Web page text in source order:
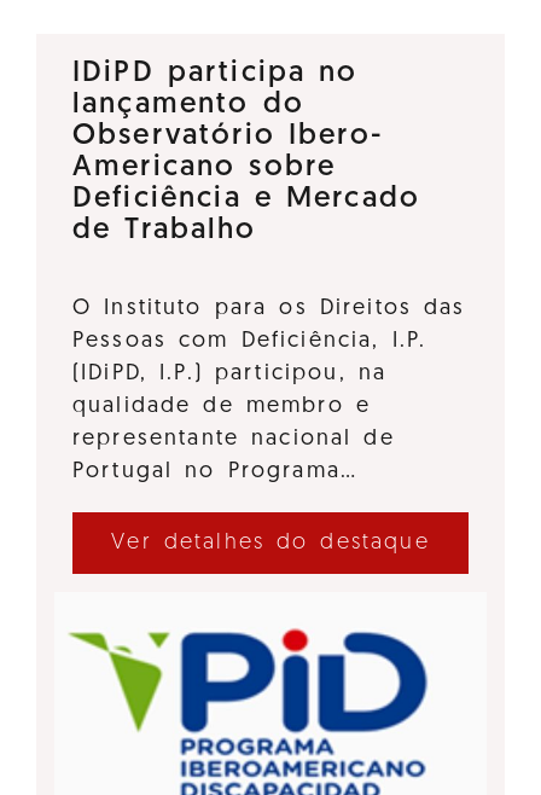
IDiPD participa no
lançamento do
Observatório Ibero-
Americano sobre
Deficiência e Mercado
de Trabalho
O Instituto para os Direitos das
Pessoas com Deficiência, I.P.
(IDiPD, I.P.) participou, na
qualidade de membro e
representante nacional de
Portugal no Programa…
Ver detalhes do destaque